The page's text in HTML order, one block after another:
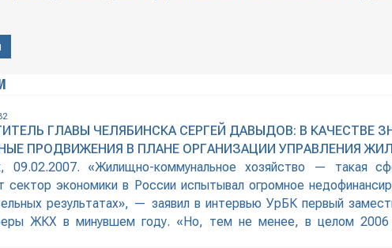
ГЛАВЫ ЧЕЛЯБИНСКА СЕРГЕЙ ДАВЫДОВ: В КАЧЕСТВЕ
ПРОДВИЖЕНИЯ В ПЛАНЕ ОРГАНИЗАЦИИ УПРАВЛЕНИЯ
09.02.2007. «Жилищно-коммунальное хозяйство — такая
сектор экономики в России испытывал огромное
результатах», — заявил в интервью УрБК первый
ЖКХ в минувшем году. «Но, тем не менее, в целом 2006